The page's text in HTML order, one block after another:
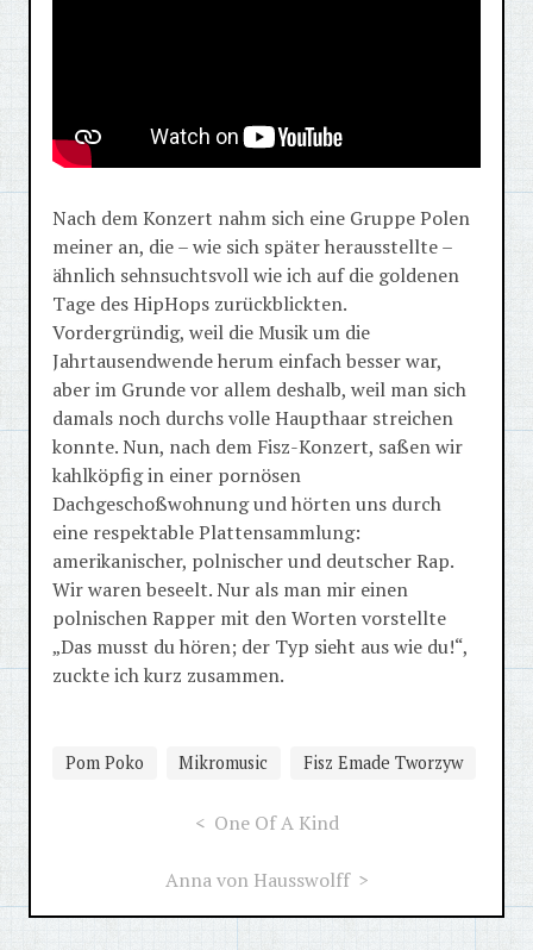
Nach dem Konzert nahm sich eine Gruppe Polen
meiner an, die – wie sich später herausstellte –
ähnlich sehnsuchtsvoll wie ich auf die goldenen
Tage des HipHops zurückblickten.
Vordergründig, weil die Musik um die
Jahrtausendwende herum einfach besser war,
aber im Grunde vor allem deshalb, weil man sich
damals noch durchs volle Haupthaar streichen
konnte. Nun, nach dem Fisz-Konzert, saßen wir
kahlköpfig in einer pornösen
Dachgeschoßwohnung und hörten uns durch
eine respektable Plattensammlung:
amerikanischer, polnischer und deutscher Rap.
Wir waren beseelt. Nur als man mir einen
polnischen Rapper mit den Worten vorstellte
„Das musst du hören; der Typ sieht aus wie du!“,
zuckte ich kurz zusammen.
Pom Poko Mikromusic Fisz Emade Tworzyw
One Of A Kind
Anna von Hausswolff